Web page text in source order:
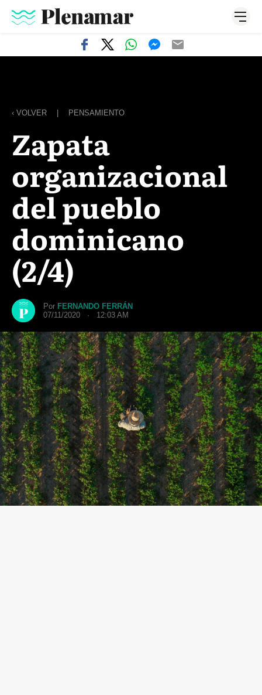
‹ VOLVER PENSAMIENTO
Zapata
organizacional
del pueblo
dominicano
(2/4)
Por FERNANDO FERRÁN
07/11/2020 · 12:03 AM